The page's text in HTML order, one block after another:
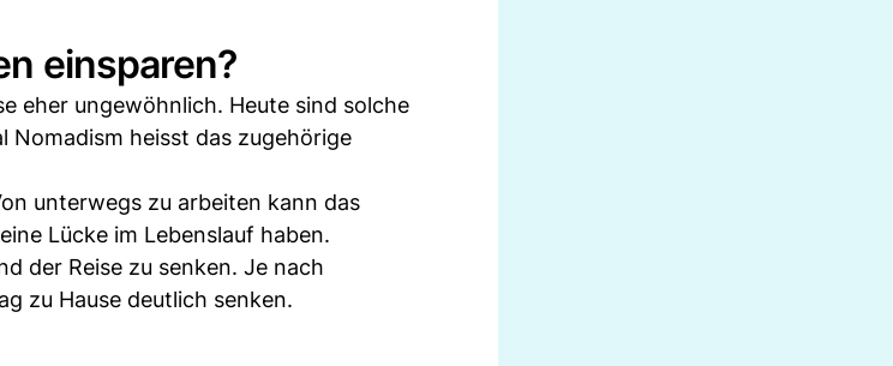
einsparen?
eher ungewöhnlich. Heute sind solche
Nomadism heisst das zugehörige
unterwegs zu arbeiten kann das
Lücke im Lebenslauf haben.
der Reise zu senken. Je nach
zu Hause deutlich senken.